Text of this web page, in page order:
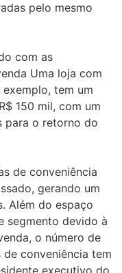
pelo mesmo
com as
Uma loja com
tem um
150 mil, com um
para o retorno do
de conveniência
gerando um
Além do espaço
segmento devido à
o número de
conveniência tem
executivo do